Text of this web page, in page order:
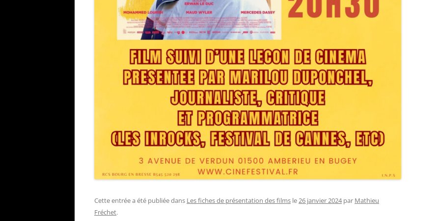
Cette entrée a été publiée dans Les fiches de présentation des films le26 janvier 2024 par Mathieu
Fréchet.